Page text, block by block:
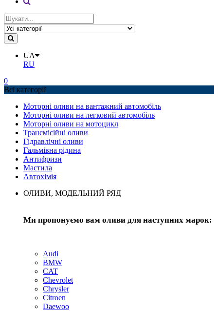
UA
RU
0
Всі категорії
Моторні оливи на вантажний автомобіль
Моторні оливи на легковий автомобіль
Моторні оливи на мотоцикл
Трансмісійні оливи
Гідравлічні оливи
Гальмівна рідина
Антифризи
Мастила
Автохімія
ОЛИВИ, МОДЕЛЬНИЙ РЯД
Ми пропонуємо вам оливи для наступних марок:
Audi
BMW
CAT
Chevrolet
Chrysler
Citroen
Daewoo